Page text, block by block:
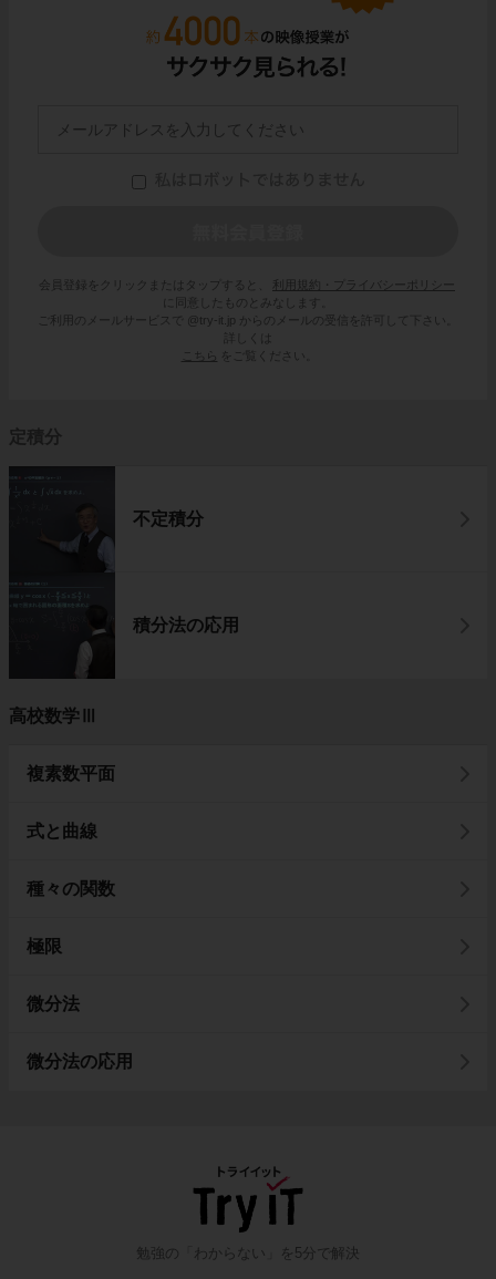
会員登録をクリックまたはタップすると、
利用規約・プライバシーポリシー
に同意したものとみなします。
ご利用のメールサービスで @try-it.jp からのメールの受信を許可して下さい。
詳しくは
こちら
をご覧ください。
定積分
不定積分
積分法の応用
高校数学Ⅲ
複素数平面
式と曲線
種々の関数
極限
微分法
微分法の応用
勉強の「わからない」を5分で解決